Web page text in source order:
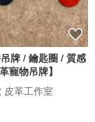
圈 / 質感
寵物吊牌】
皮革工作室